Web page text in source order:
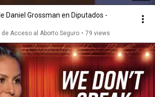
Daniel Grossman en Diputados -
de Acceso al Aborto Seguro • 79 views